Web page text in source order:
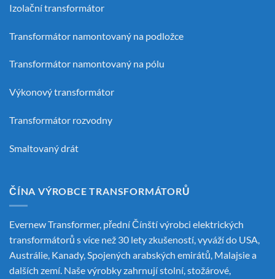
Izolační transformátor
Transformátor namontovaný na podložce
Transformátor namontovaný na pólu
Výkonový transformátor
Transformátor rozvodny
Smaltovaný drát
ČÍNA VÝROBCE TRANSFORMÁTORŮ
Evernew Transformer, předníČínští výrobci elektrických
transformátorů s více než 30 lety zkušeností, vyváží do USA,
Austrálie, Kanady, Spojených arabských emirátů, Malajsie a
dalších zemí. Naše výrobky zahrnují stolní, stožárové,